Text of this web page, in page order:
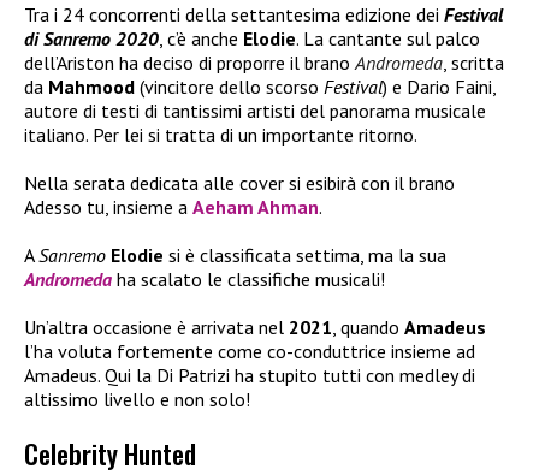
Tra i 24 concorrenti della settantesima edizione dei Festival
di Sanremo 2020 , c’è anche Elodie. La cantante sul palco
dell’Ariston ha deciso di proporre il brano Andromeda , scritta
da Mahmood (vincitore dello scorso Festival) e Dario Faini,
autore di testi di tantissimi artisti del panorama musicale
italiano. Per lei si tratta di un importante ritorno.
Nella serata dedicata alle cover si esibirà con il brano
Adesso tu, insieme a Aeham Ahman.
ASanremo Elodie si è classificata settima, ma la sua
Andromeda ha scalato le classifiche musicali!
Un’altra occasione è arrivata nel 2021 , quando Amadeus
l’ha voluta fortemente come co-conduttrice insieme ad
Amadeus. Qui la Di Patrizi ha stupito tutti con medley di
altissimo livello e non solo!
Celebrity Hunted